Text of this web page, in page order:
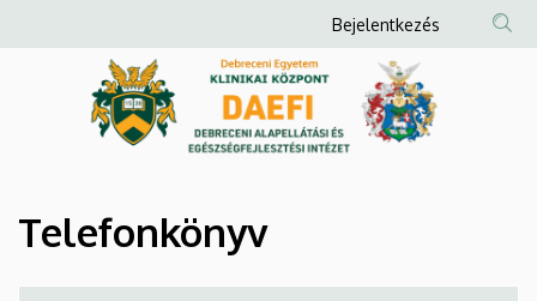
Debreceni
és
Egészségfejlesztési
a
Anonim
Felhasználói
fiók
menüje
Bejelentkezés
Telefonkönyv